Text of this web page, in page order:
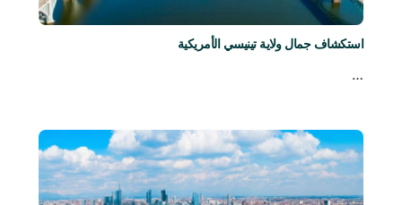
استكشاف جمال ولاية تينيسي الأمريكية
…